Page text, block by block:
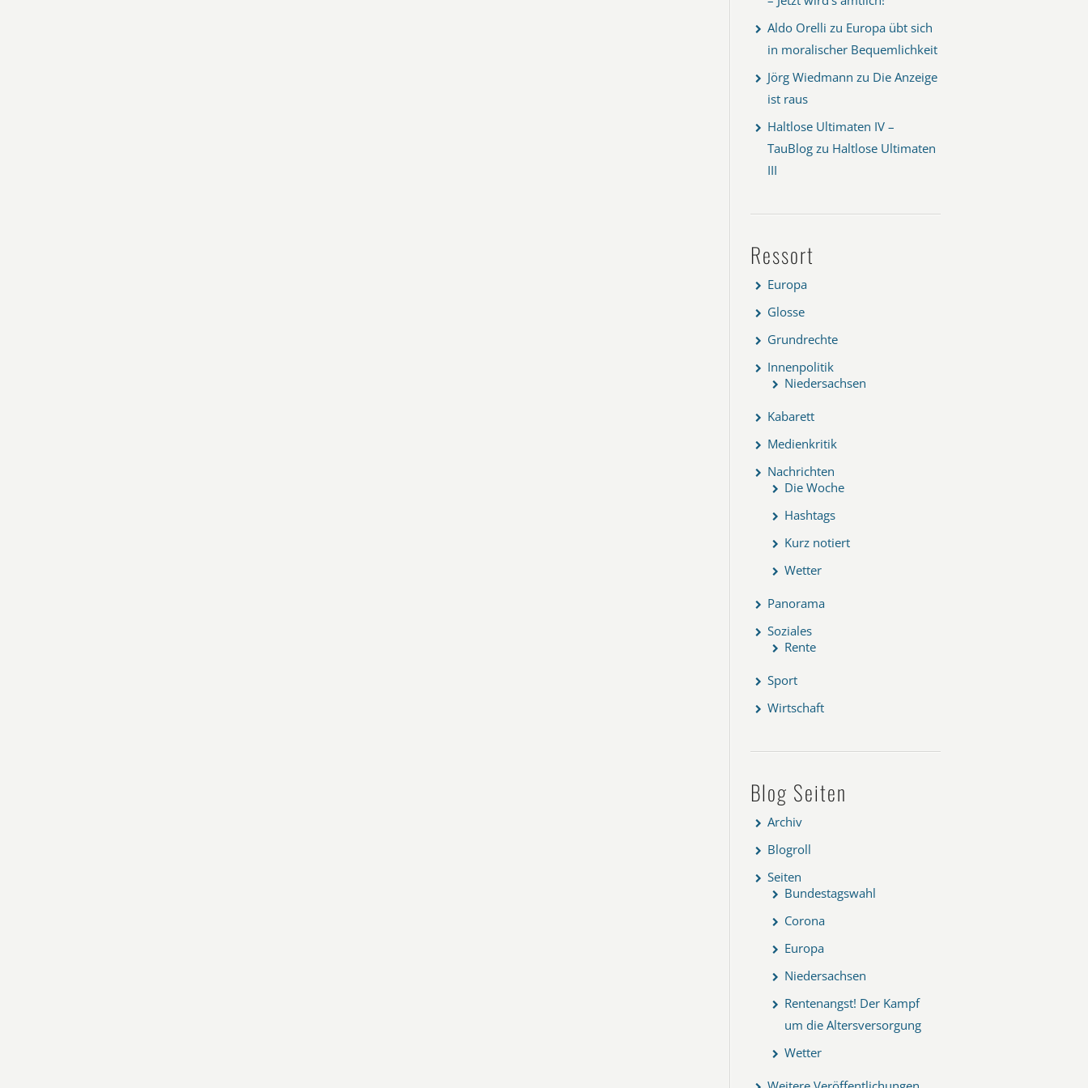
Aldo Orelli zu Europa übt sich
in moralischer Bequemlichkeit
Jörg Wiedmann zu Die Anzeige
ist raus
Haltlose Ultimaten IV –
TauBlog zu Haltlose Ultimaten
III
Ressort
Europa
Glosse
Grundrechte
Innenpolitik
Niedersachsen
Kabarett
Medienkritik
Nachrichten
Die Woche
Hashtags
Kurz notiert
Wetter
Panorama
Soziales
Rente
Sport
Wirtschaft
Blog Seiten
Archiv
Blogroll
Seiten
Bundestagswahl
Corona
Europa
Niedersachsen
Rentenangst! Der Kampf
um die Altersversorgung
Wetter